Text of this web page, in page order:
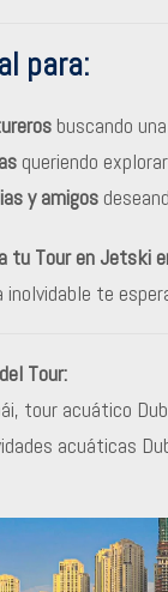
para:
buscando
queriendo
y amigos
tu Tour en Jetski
inolvidable te
Tour:
tour acuático
acuáticas